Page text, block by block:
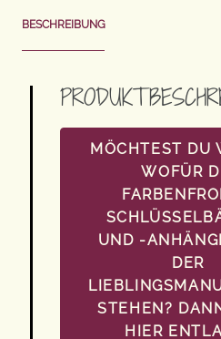
BESCHREIBUNG
MÖCHTEST DU
WOFÜR
UND -
DER
STEHEN?
HIER